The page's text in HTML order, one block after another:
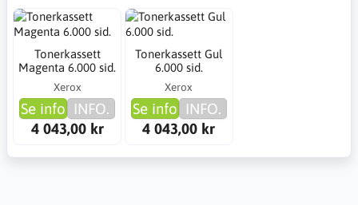
Tonerkassett
Magenta 6.000 sid.
Xerox
Se info INFO.
4 043,00 kr
Tonerkassett Gul
6.000 sid.
Xerox
Se info INFO.
4 043,00 kr